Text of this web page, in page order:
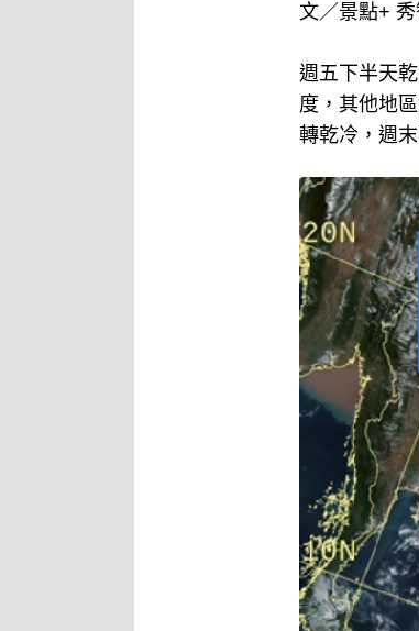
文／景點+
週五下半天
度，其他地
轉乾冷，週